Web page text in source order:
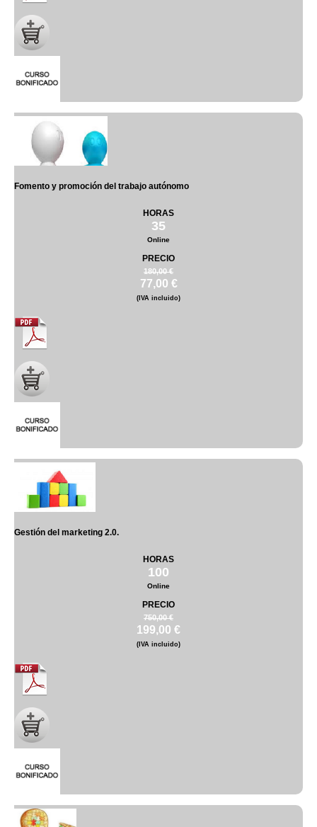
Fomento y promoción del trabajo autónomo
HORAS
35
Online
PRECIO
180,00 €
77,00 €
(IVA incluido)
Gestión del marketing 2.0.
HORAS
100
Online
PRECIO
750,00 €
199,00 €
(IVA incluido)